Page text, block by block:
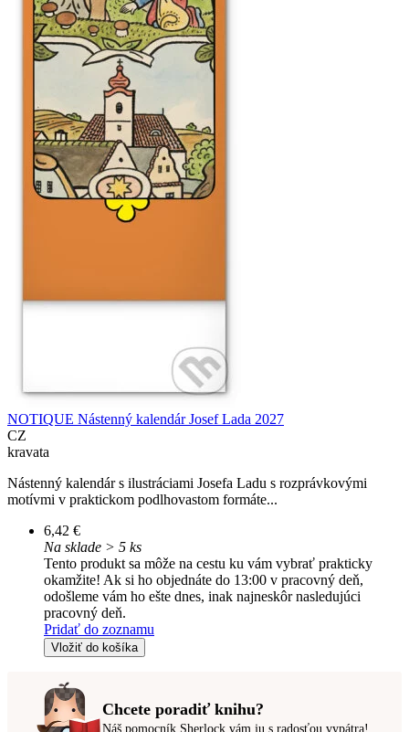
NOTIQUE Nástenný kalendár Josef Lada 2027
CZ
kravata
Nástenný kalendár s ilustráciami Josefa Ladu s rozprávkovými
motívmi v praktickom podlhovastom formáte...
6,42 €
Na sklade > 5 ks
Tento produkt sa môže na cestu ku vám vybrať prakticky
okamžite! Ak si ho objednáte do 13:00 v pracovný deň,
odošleme vám ho ešte dnes, inak najneskôr nasledujúci
pracovný deň.
Pridať do zoznamu
Vložiť do košíka
Chcete poradiť knihu?
Náš pomocník Sherlock vám ju s radosťou vypátra!